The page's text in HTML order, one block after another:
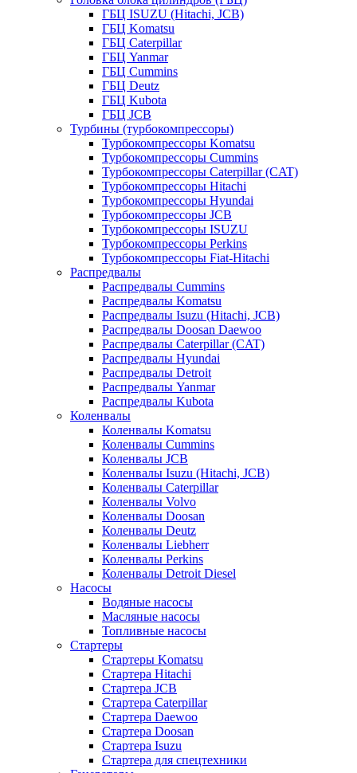
ГБЦ ISUZU (Hitachi, JCB)
ГБЦ Komatsu
ГБЦ Caterpillar
ГБЦ Yanmar
ГБЦ Cummins
ГБЦ Deutz
ГБЦ Kubota
ГБЦ JCB
Турбины (турбокомпрессоры)
Турбокомпрессоры Komatsu
Турбокомпрессоры Cummins
Турбокомпрессоры Caterpillar (CAT)
Турбокомпрессоры Hitachi
Турбокомпрессоры Hyundai
Турбокомпрессоры JCB
Турбокомпрессоры ISUZU
Турбокомпрессоры Perkins
Турбокомпрессоры Fiat-Hitachi
Распредвалы
Распредвалы Cummins
Распредвалы Komatsu
Распредвалы Isuzu (Hitachi, JCB)
Распредвалы Doosan Daewoo
Распредвалы Caterpillar (CAT)
Распредвалы Hyundai
Распредвалы Detroit
Распредвалы Yanmar
Распредвалы Kubota
Коленвалы
Коленвалы Komatsu
Коленвалы Cummins
Коленвалы JCB
Коленвалы Isuzu (Hitachi, JCB)
Коленвалы Caterpillar
Коленвалы Volvo
Коленвалы Doosan
Коленвалы Deutz
Коленвалы Liebherr
Коленвалы Perkins
Коленвалы Detroit Diesel
Насосы
Водяные насосы
Масляные насосы
Топливные насосы
Стартеры
Стартеры Komatsu
Стартера Hitachi
Стартера JCB
Стартера Caterpillar
Стартера Daewoo
Стартера Doosan
Стартера Isuzu
Стартера для спецтехники